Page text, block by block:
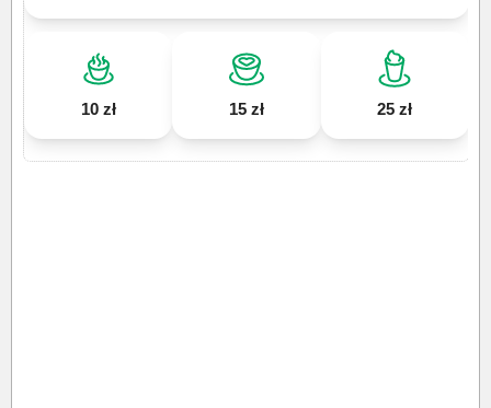
10 zł 15 zł 25 zł